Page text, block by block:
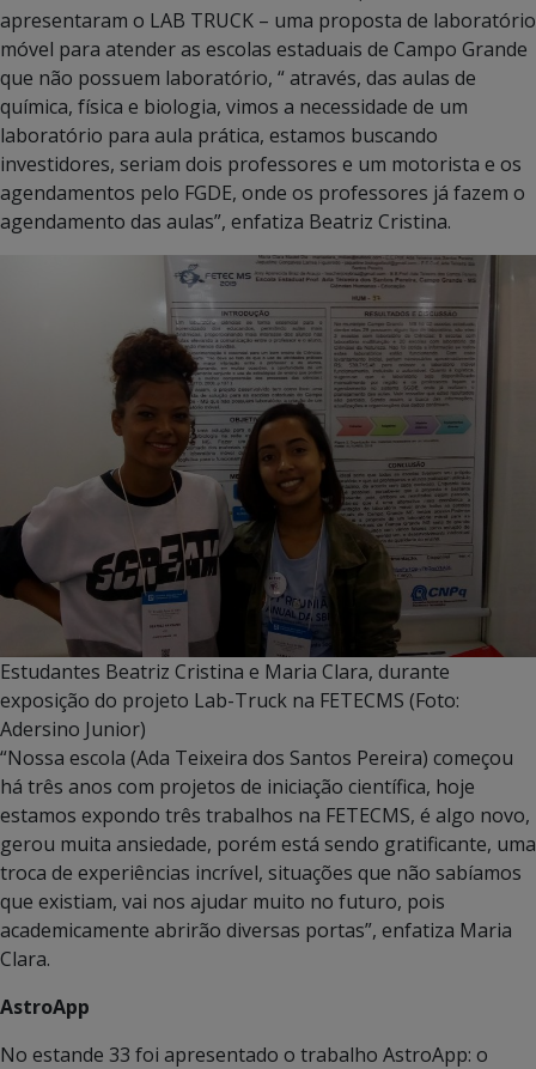
apresentaram o LAB TRUCK – uma proposta de laboratório
móvel para atender as escolas estaduais de Campo Grande
que não possuem laboratório, “ através, das aulas de
química, física e biologia, vimos a necessidade de um
laboratório para aula prática, estamos buscando
investidores, seriam dois professores e um motorista e os
agendamentos pelo FGDE, onde os professores já fazem o
agendamento das aulas”, enfatiza Beatriz Cristina.
Estudantes Beatriz Cristina e Maria Clara, durante
exposição do projeto Lab-Truck na FETECMS (Foto:
Adersino Junior)
“Nossa escola (Ada Teixeira dos Santos Pereira) começou
há três anos com projetos de iniciação científica, hoje
estamos expondo três trabalhos na FETECMS, é algo novo,
gerou muita ansiedade, porém está sendo gratificante, uma
troca de experiências incrível, situações que não sabíamos
que existiam, vai nos ajudar muito no futuro, pois
academicamente abrirão diversas portas”, enfatiza Maria
Clara.
AstroApp
No estande 33 foi apresentado o trabalho AstroApp: o